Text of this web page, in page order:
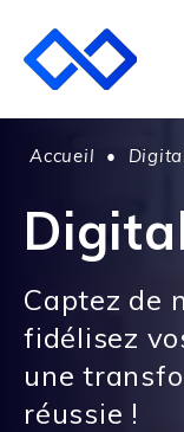
Accueil •
Captez de
fidélisez
une
réussie !